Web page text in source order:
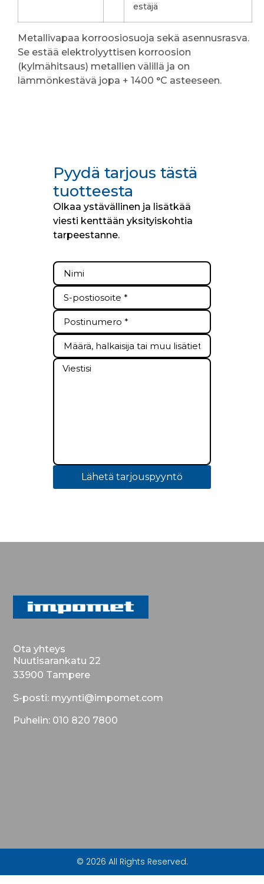
estäjä
Metallivapaa korroosiosuoja sekä asennusrasva.
Se estää elektrolyyttisen korroosion
(kylmähitsaus) metallien välillä ja on
lämmönkestävä jopa + 1400 °C asteeseen.
Pyydä tarjous tästä
tuotteesta
Olkaa ystävällinen ja lisätkää
viesti kenttään yksityiskohtia
tarpeestanne.
Lähetä tarjouspyyntö
Ota yhteys
Nuutisarankatu 22
33900 Tampere
S-posti: myynti@impomet.com
Puhelin: 010 820 7800
© 2026 All Rights Reserved.